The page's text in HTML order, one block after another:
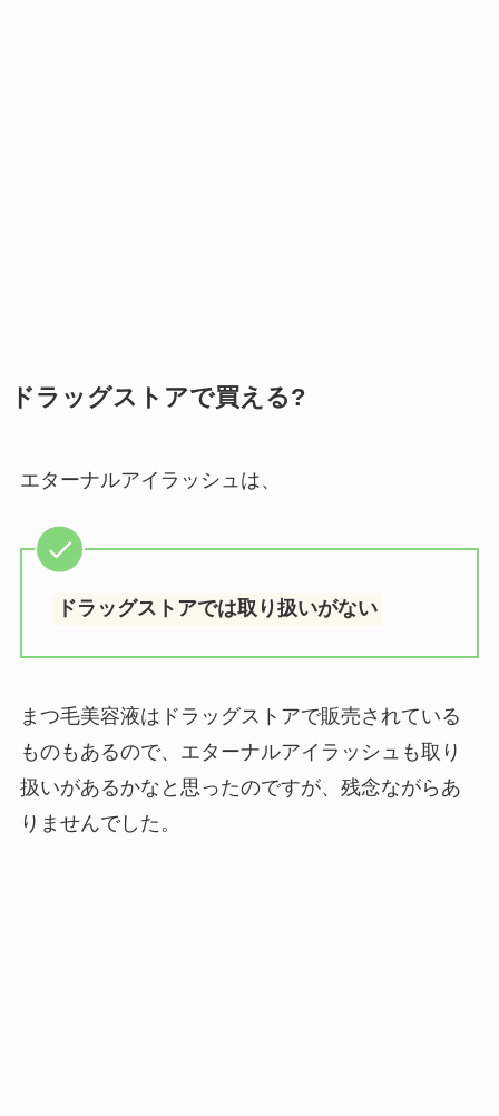
ドラッグストアで買える?
エターナルアイラッシュは、
ドラッグストアでは取り扱いがない
まつ毛美容液はドラッグストアで販売されている
ものもあるので、エターナルアイラッシュも取り
扱いがあるかなと思ったのですが、残念ながらあ
りませんでした。